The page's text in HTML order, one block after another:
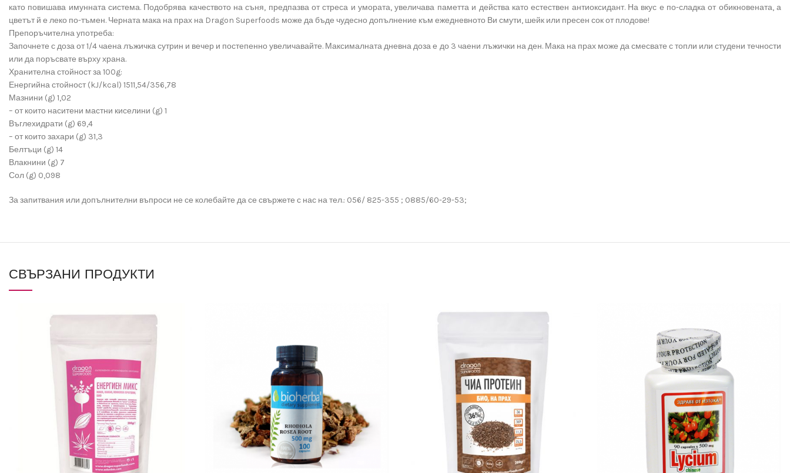
като повишава имунната система. Подобрява качеството на съня, предпазва от стреса и умората, увеличава паметта и действа като естествен антиоксидант. На вкус е по-сладка от обикновената, а
цветът й е леко по-тъмен. Черната мака на прах на Dragon Superfoods може да бъде чудесно допълнение към ежедневното Ви смути, шейк или пресен сок от плодове!
Препоръчителна употреба:
Започнете с доза от 1/4 чаена лъжичка сутрин и вечер и постепенно увеличавайте. Максималната дневна доза е до 3 чаени лъжички на ден. Мака на прах може да смесвате с топли или студени течности
или да поръсвате върху храна.
Хранителна стойност за 100g:
Енергийна стойност (kJ/kcal) 1511,54/356,78
Мазнини (g) 1,02
– от които наситени мастни киселини (g) 1
Въглехидрати (g) 69,4
– от които захари (g) 31,3
Белтъци (g) 14
Влакнини (g) 7
Сол (g) 0,098
За запитвания или допълнителни въпроси не се колебайте да се свържете с нас на тел.: 056/ 825-355 ; 0885/60-29-53;
СВЪРЗАНИ ПРОДУКТИ